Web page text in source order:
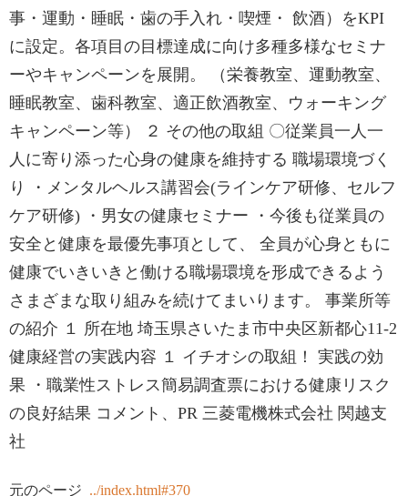
事・運動・睡眠・歯の手入れ・喫煙・ 飲酒）をKPI
に設定。各項目の目標達成に向け多種多様なセミナ
ーやキャンペーンを展開。 （栄養教室、運動教室、
睡眠教室、歯科教室、適正飲酒教室、ウォーキング
キャンペーン等） ２ その他の取組 〇従業員一人一
人に寄り添った心身の健康を維持する 職場環境づく
り ・メンタルヘルス講習会(ラインケア研修、セルフ
ケア研修) ・男女の健康セミナー ・今後も従業員の
安全と健康を最優先事項として、 全員が心身ともに
健康でいきいきと働ける職場環境を形成できるよう
さまざまな取り組みを続けてまいります。 事業所等
の紹介 １ 所在地 埼玉県さいたま市中央区新都心11-2
健康経営の実践内容 １ イチオシの取組！ 実践の効
果 ・職業性ストレス簡易調査票における健康リスク
の良好結果 コメント、PR 三菱電機株式会社 関越支
社
元のページ ../index.html#370